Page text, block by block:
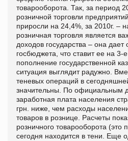
товарооборота. Так, за период
розничной торговли
приросли на 24,4%, за 2010г. –
розничная торговля является
доходов государства – она
госбюджета, что ставит ее на 3-
пополнение государственной
ситуация выглядит радужно.
теневых операций в
значительны. По официальным
заработная плата населения
грн. ниже, чем расходы
товаров в рознице. Расчеты
розничного товарооборота (это
сегодня находится в тени. Еще